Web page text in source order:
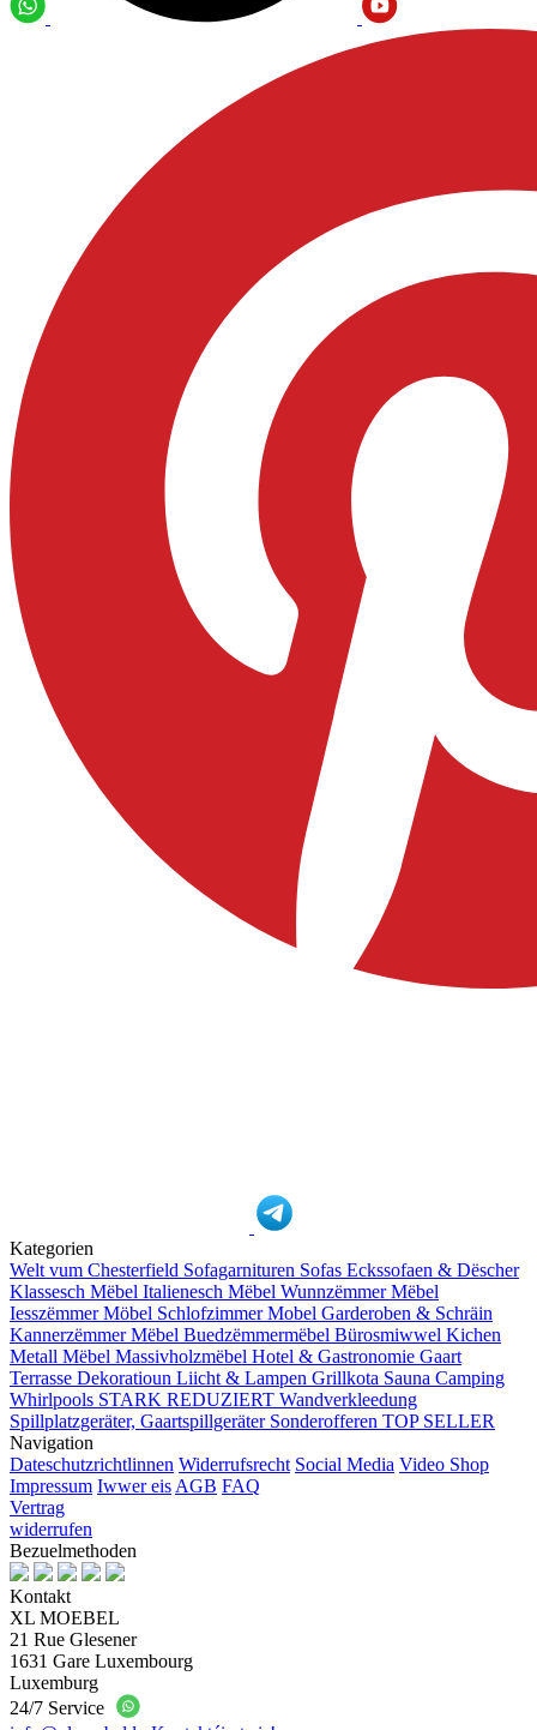
Kategorien
Welt vum Chesterfield Sofagarnituren Sofas Eckssofaen & Dëscher
Klassesch Mëbel Italienesch Mëbel Wunnzëmmer Mëbel
Iesszëmmer Möbel Schlofzimmer Mobel Garderoben & Schräin
Kannerzëmmer Mëbel Buedzëmmermëbel Bürosmiwwel Kichen
Metall Mëbel Massivholzmëbel Hotel & Gastronomie Gaart
Terrasse Dekoratioun Liicht & Lampen Grillkota Sauna Camping
Whirlpools STARK REDUZIERT Wandverkleedung
Spillplatzgeräter, Gaartspillgeräter Sonderofferen TOP SELLER
Navigation
Dateschutzrichtlinnen Widerrufsrecht Social Media Video Shop
Impressum Iwwer eis AGB FAQ
Vertrag
widerrufen
Bezuelmethoden
Kontakt
XL MOEBEL
21 Rue Glesener
1631 Gare Luxembourg
Luxemburg
24/7 Service